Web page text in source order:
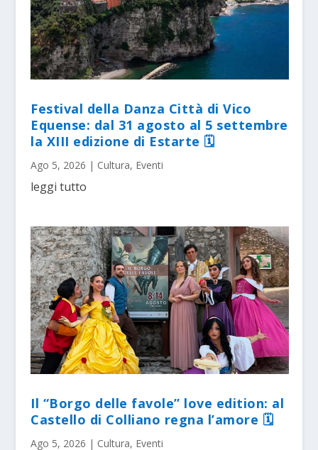
Festival della Danza Città di Vico
Equense: dal 31 agosto al 5 settembre
la XIII edizione di Estarte 🗓
Ago 5, 2026 | Cultura, Eventi
leggi tutto
Il “Borgo delle favole” love edition: al
Castello di Colliano regna l’amore 🗓
Ago 5, 2026 | Cultura, Eventi